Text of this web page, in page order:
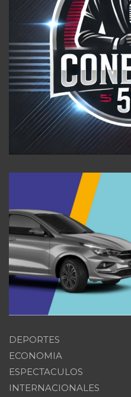
DEPORTES
ECONOMIA
ESPECTACULOS
INTERNACIONALES